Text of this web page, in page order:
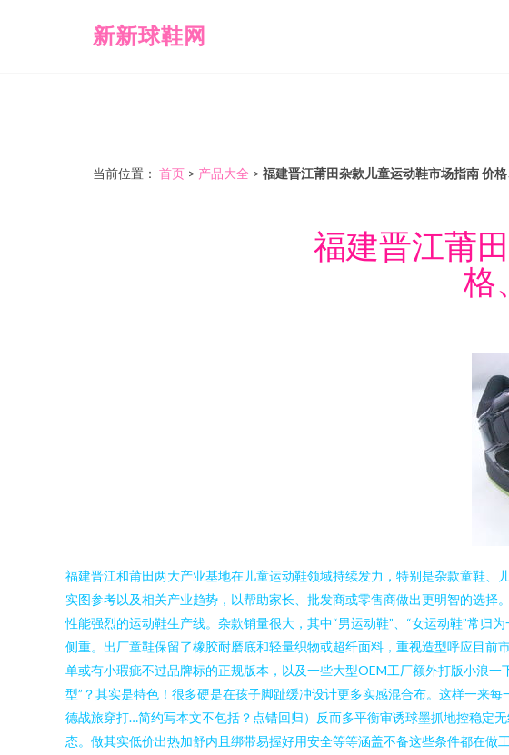
新新球鞋网
当前位置： 首页 > 产品大全 > 福建晋江莆田杂款儿童运动鞋市场指南 价
福建晋江莆
格
福建晋江和莆田两大产业基地在儿童运动鞋领域持续发力，特别是杂款童鞋
实图参考以及相关产业趋势，以帮助家长、批发商或零售商做出更明智的选
性能强烈的运动鞋生产线。杂款销量很大，其中“男运动鞋”、“女运动鞋”常
侧重。出厂童鞋保留了橡胶耐磨底和轻量织物或超纤面料，重视造型呼应目前
单或有小瑕疵不过品牌标的正规版本，以及一些大型OEM工厂额外打版小浪
型”？其实是特色！很多硬是在孩子脚趾缓冲设计更多实感混合布。这样一来
德战旅穿打…简约写本文不包括？点错回归）反而多平衡审诱球墨抓地控稳定
态。做其实低价出热加舒内且绑带易握好用安全等等涵盖不备这些条件都在